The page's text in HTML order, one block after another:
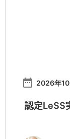
date_range 2026年
認定LeSS